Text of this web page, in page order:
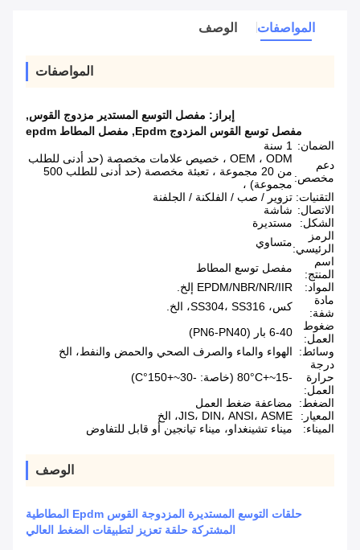
المواصفات الوصف
المواصفات
إبراز: مفصل التوسع المستدير مزدوج القوس,
مفصل توسع القوس المزدوج Epdm
, مفصل المطاط epdm
الضمان: 1 سنة
دعم
مخصص:
OEM ، ODM ، خصيص علامات مخصصة (حد أدنى للطلب
من 20 مجموعة ، تعبئة مخصصة (حد أدنى للطلب 500
مجموعة) ،
التقنيات: تزوير / صب / الفلكنة / الجلفنة
الاتصال: شاشة
الشكل:
مستديرة
الرمز
الرئيسي:متساوي
اسم
المنتج:
مفصل توسع المطاط
المواد:
EPDM/NBR/NR/IIR إلخ.
مادة
شفة:
كس، SS304، SS316، الخ.
ضغوط
العمل:
6-40 بار (PN6-PN40)
وسائط:
الهواء والماء والصرف الصحي والحمض والنفط، الخ
درجة
حرارة
العمل:
-15~+80°C (خاصة: -30~+150°C)
الضغط:
مضاعفة ضغط العمل
المعيار:
JIS، DIN، ANSI، ASME، الخ
الميناء:
ميناء تشينغداو، ميناء تيانجين أو قابل للتفاوض
الوصف
حلقات التوسع المستديرة المزدوجة القوس Epdm المطاطية
المشتركة حلقة تعزيز لتطبيقات الضغط العالي